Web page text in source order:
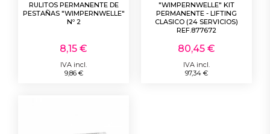
RULITOS PERMANENTE DE
PESTAÑAS "WIMPERNWELLE"
Nº 2
8,15 €
IVA incl.
9,86 €
"WIMPERNWELLE" KIT
PERMANENTE - LIFTING
CLASICO (24 SERVICIOS)
REF.877672
80,45 €
IVA incl.
97,34 €